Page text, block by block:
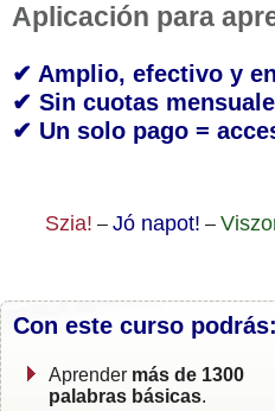
Aplicación para
✔ Amplio, efectivo y
✔ Sin cuotas
✔ Un solo pago =
Szia! – Jó napot! –
Con este curso podrás:
Aprender más de 1300
palabras básicas.